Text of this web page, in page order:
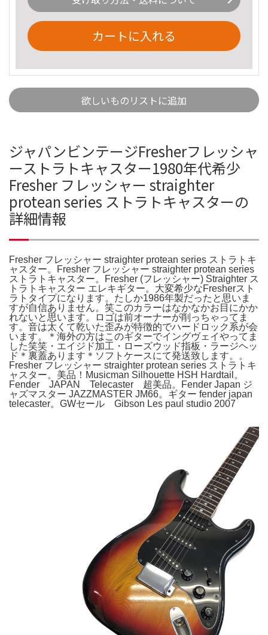
カートに入れる
欲しいものリストに追加
ジャパンビンテージFresherフレッシャ
ーストラトキャスター1980年代希少
Fresher フレッシャー straighter
protean series ストラトキャスターの
詳細情報
Fresher フレッシャー straighter protean series ストラトキ
ャスター。Fresher フレッシャー straighter protean series
ストラトキャスター。Fresher (フレッシャー) Straighter ス
トラトキャスター エレキギター。大変希少なFresherスト
ラトタイプになります。たしか1986年製だったと思いま
すが自信ありません。笑このカラーはなかなかお目にかか
れないと思います。ロゴは前オーナーが削っちゃってま
す。音は太くて乾いた歪みが特徴的でハードロック系が会
います。＊海外の方はこのギターでイングヴェイやってま
した笑笑・エイジド加工・ローズウッド指板・ラージヘッ
ド＊裏蓋あります＊ソフトケースにて発送致します。。
Fresher フレッシャー straighter protean series ストラトキ
ャスター。美品！Musicman Silhouette HSH Hardtail。
Fender JAPAN Telecaster 超美品。Fender Japan ジ
ャズマスター JAZZMASTER JM66。ギター fender japan
telecaster。GWセール Gibson Les paul studio 2007